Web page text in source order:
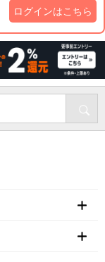
ログインはこちら